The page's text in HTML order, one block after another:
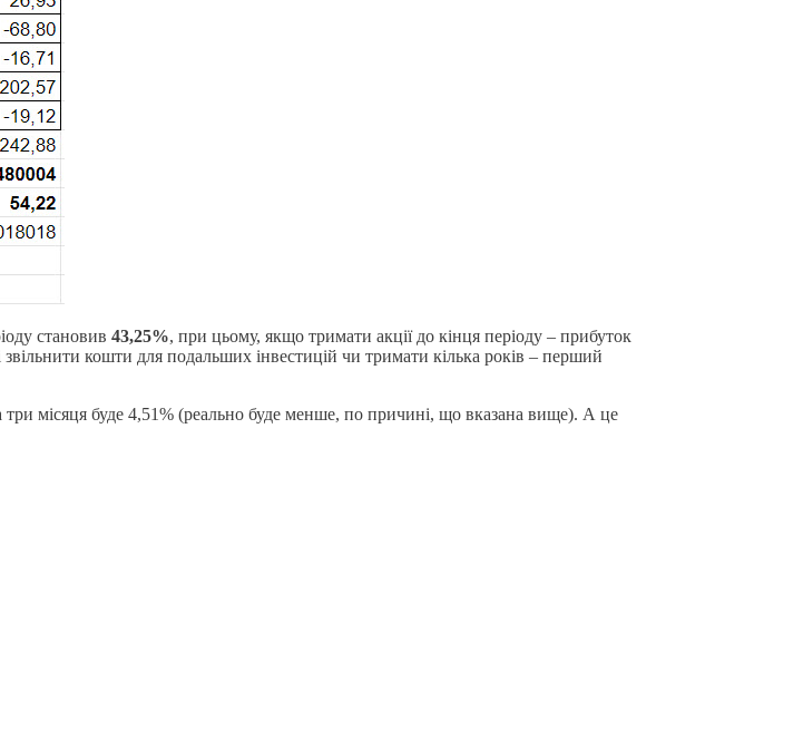
становив 43,25%, при цьому, якщо тримати акції до кінця періоду – прибуток
кошти для подальших інвестицій чи тримати кілька років – перший
три місяця буде 4,51% (реально буде менше, по причині, що вказана вище). А це